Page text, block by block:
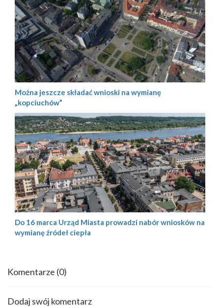
Można jeszcze składać wnioski na wymianę
„kopciuchów”
Do 16 marca Urząd Miasta prowadzi nabór wniosków na
wymianę źródeł ciepła
Komentarze (0)
Dodaj swój komentarz